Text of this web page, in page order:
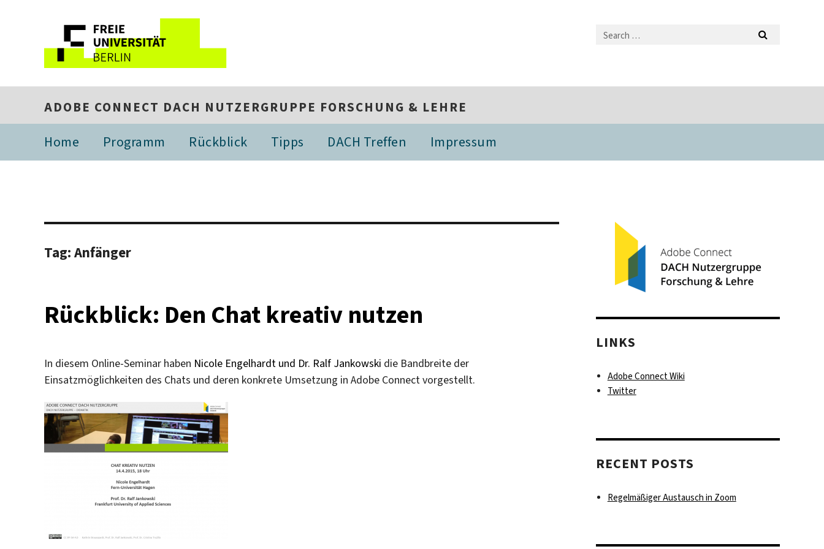
ADOBE CONNECT DACH NUTZERGRUPPE FORSCHUNG & LEHRE
Home Programm Rückblick Tipps DACH Treffen Impressum
Tag: Anfänger
Rückblick: Den Chat kreativ nutzen
In diesem Online-Seminar haben Nicole Engelhardt und Dr. Ralf Jankowski die Bandbreite der
Einsatzmöglichkeiten des Chats und deren konkrete Umsetzung in Adobe Connect vorgestellt.
LINKS
Adobe Connect Wiki
Twitter
RECENT POSTS
Regelmäßiger Austausch in Zoom